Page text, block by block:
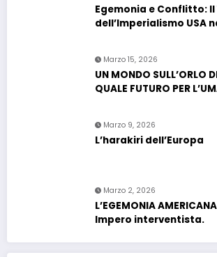
Egemonia e Conflitto:
dell’Imperialismo USA
Marzo 15, 2026
UN MONDO SULL’ORLO
QUALE FUTURO PER
Marzo 9, 2026
L’harakiri dell’Europa
Marzo 2, 2026
L’EGEMONIA
Impero interventista.